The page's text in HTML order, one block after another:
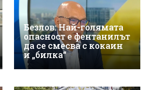
Безлов: Най-голямата
опасност е фентанилът
да се смесва с кокаин
и „билка“